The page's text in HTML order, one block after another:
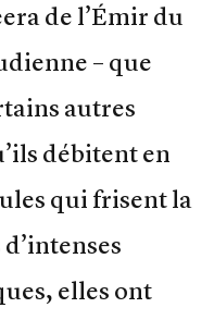
de l’Émir du
– que
autres
débitent en
qui frisent la
elles ont